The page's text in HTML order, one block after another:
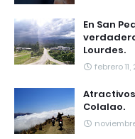
En San
Lourdes.
febrero
Colalao.
noviembre